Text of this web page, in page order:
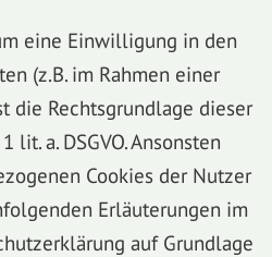
eine Einwilligung in den
(z.B. im Rahmen einer
die Rechtsgrundlage dieser
lit. a. DSGVO. Ansonsten
Cookies der Nutzer
Erläuterungen im
auf Grundlage